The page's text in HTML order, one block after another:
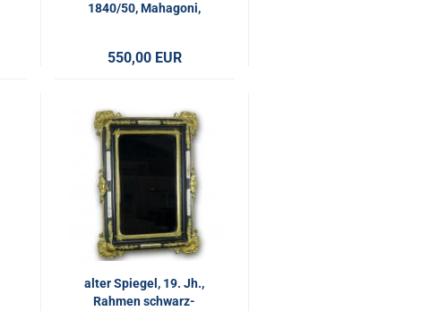
1840/50, Mahagoni,
550,00 EUR
alter Spiegel, 19. Jh.,
Rahmen schwarz-